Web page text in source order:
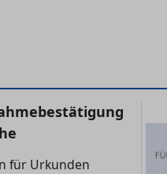
für Urkunden